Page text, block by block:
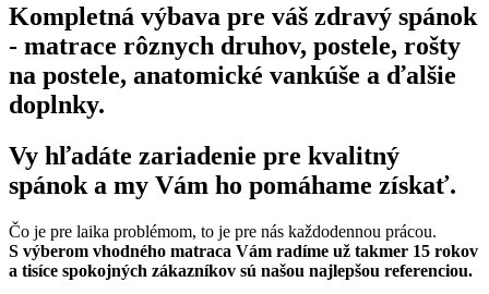
Kompletná výbava pre váš zdravý spánok
- matrace rôznych druhov, postele, rošty
na postele, anatomické vankúše a ďalšie
doplnky.
Vy hľadáte zariadenie pre kvalitný
spánok a my Vám ho pomáhame získať.
Čo je pre laika problémom, to je pre nás každodennou prácou.
S výberom vhodného matraca Vám radíme už takmer 15 rokov
a tisíce spokojných zákazníkov sú našou najlepšou referenciou.